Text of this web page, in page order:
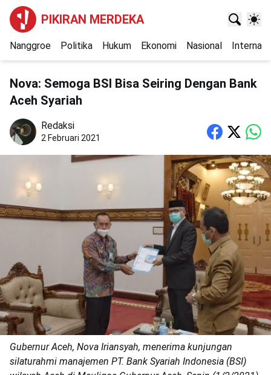
PIKIRAN MERDEKA
Nanggroe Politika Hukum Ekonomi Nasional
Nova: Semoga BSI Bisa Seiring Dengan Bank
Aceh Syariah
Redaksi
2 Februari 2021
Gubernur Aceh, Nova Iriansyah, menerima kunjungan
silaturahmi manajemen PT. Bank Syariah Indonesia (BSI)